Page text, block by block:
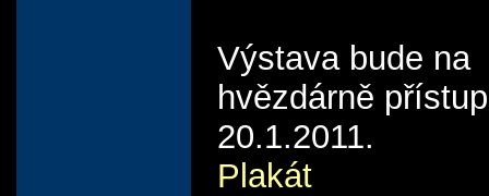
Výstava bude na
hvězdárně
20.1.2011.
Plakát